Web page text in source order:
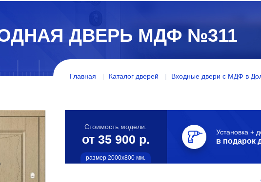
ДВЕРЬ МДФ №311
Главная Каталог дверей Входные двери с МДФ в
Стоимость модели:
от 35 900 р.
размер 2000х800 мм.
Установка +
в подарок